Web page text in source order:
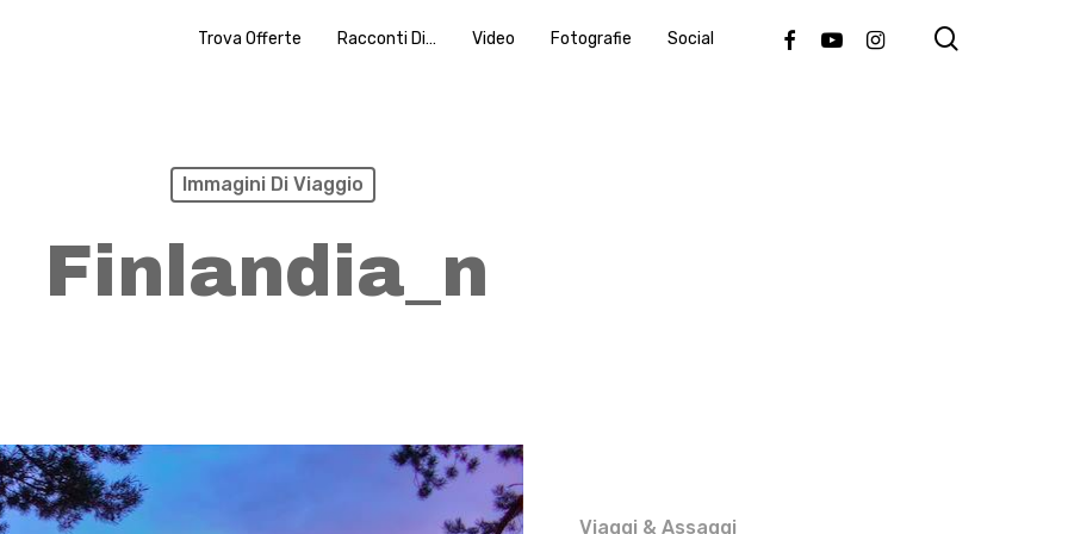
Trova Offerte Racconti Di… Video Fotografie Social FacebookYoutubeInstagram
Immagini Di Viaggio
Finlandia_n
Viaggi & Assaggi